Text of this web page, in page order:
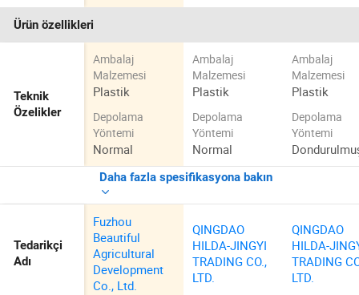
Ürün özellikleri
Teknik
Özelikler
Ambalaj
Malzemesi
Plastik
Depolama
Yöntemi
Normal
Ambalaj
Malzemesi
Plastik
Depolama
Yöntemi
Normal
Ambalaj
Malzemesi
Plastik
Depolama
Yöntemi
Daha fazla spesifikasyona bakın
Tedarikçi
Adı
Fuzhou
Beautiful
Agricultural
Development
Co., Ltd.
QINGDAO
HILDA-JINGYI
TRADING CO.,
LTD.
QINGDAO
HILDA-
TRADING
LTD.